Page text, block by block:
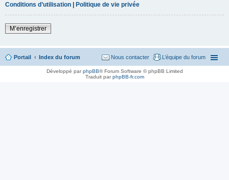
Conditions d’utilisation | Politique de vie privée
M’enregistrer
Portail Index du forum L’équipe du forum
Nous contacter
Développé parphpBB® Forum Software © phpBB Limited
Traduit parphpBB-fr.com